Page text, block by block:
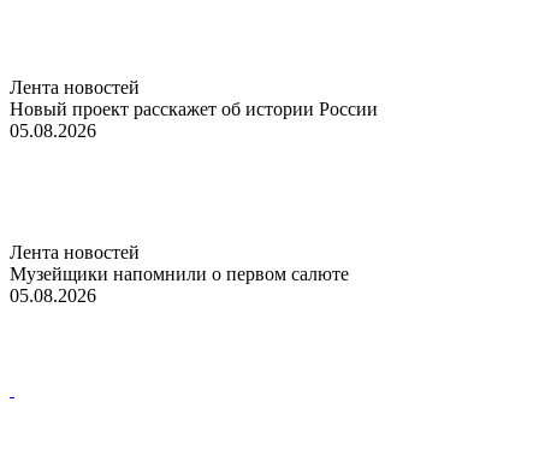
Лента новостей
Новый проект расскажет об истории России
05.08.2026
Лента новостей
Музейщики напомнили о первом салюте
05.08.2026